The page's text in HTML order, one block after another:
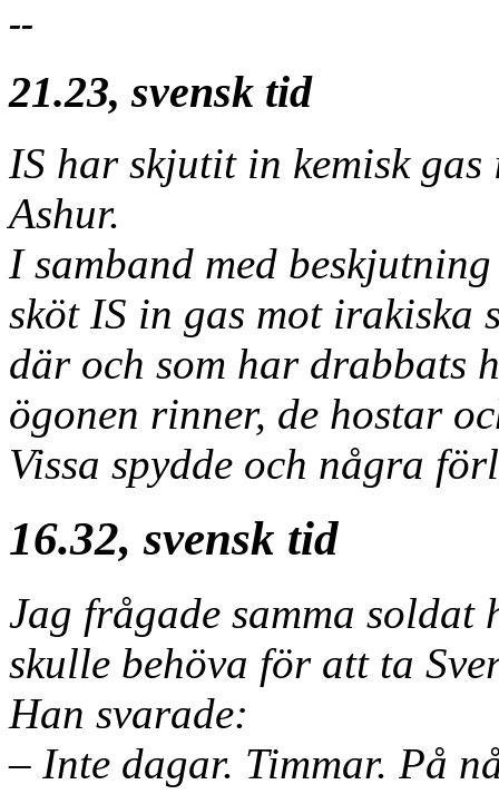
--
21.23, svensk tid
IS har skjutit in kemisk
Ashur.
I samband med
sköt IS in gas mot irakiska
där och som har drabbats
ögonen rinner, de hostar
Vissa spydde och några
16.32, svensk tid
Jag frågade samma
skulle behöva för att ta
Han svarade:
– Inte dagar. Timmar. På